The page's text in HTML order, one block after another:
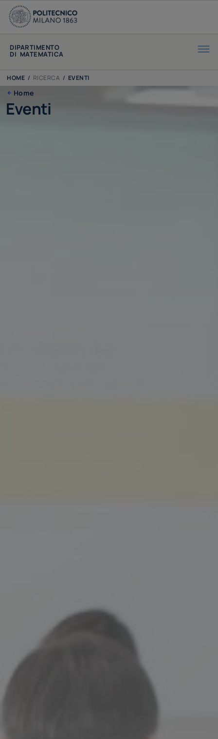
DIPARTIMENTO
DI MATEMATICA
HOME / RICERCA / EVENTI
Home
Eventi